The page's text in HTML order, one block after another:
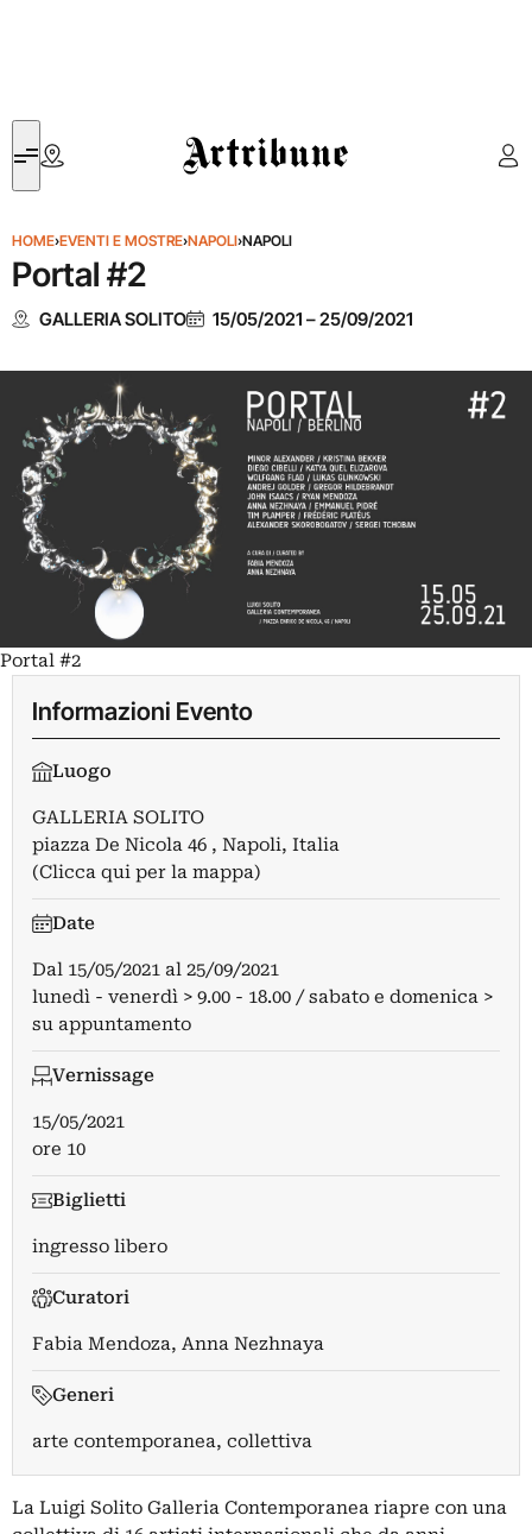
Artribune
HOME›EVENTI E MOSTRE›NAPOLI›NAPOLI
Portal #2
GALLERIA SOLITO 15/05/2021 –25/09/2021
Portal #2
Informazioni Evento
Luogo
GALLERIA SOLITO
piazza De Nicola 46 , Napoli, Italia
(Clicca qui per la mappa)
Date
Dal 15/05/2021 al 25/09/2021
lunedì - venerdì > 9.00 - 18.00 / sabato e domenica >
su appuntamento
Vernissage
15/05/2021
ore 10
Biglietti
ingresso libero
Curatori
Fabia Mendoza, Anna Nezhnaya
Generi
arte contemporanea, collettiva
La Luigi Solito Galleria Contemporanea riapre con una